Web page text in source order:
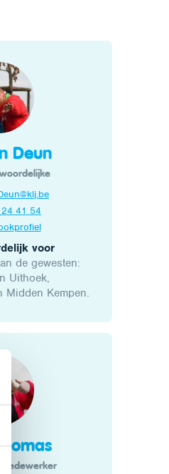
Deun
41 54
voor
de gewesten:
Uithoek,
Midden Kempen.
medewerker